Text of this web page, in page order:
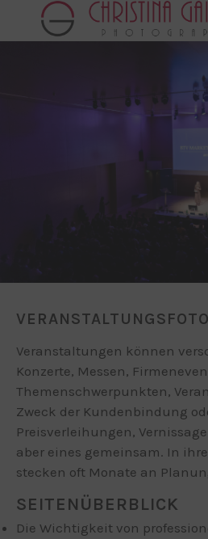
Veranstaltungen können
Konzerte, Messen,
Themenschwerpunkten,
Zweck der Kundenbindung
Preisverleihungen,
aber eines gemeinsam. In
stecken oft Monate an
SEITENÜBERBLICK
Die Wichtigkeit von